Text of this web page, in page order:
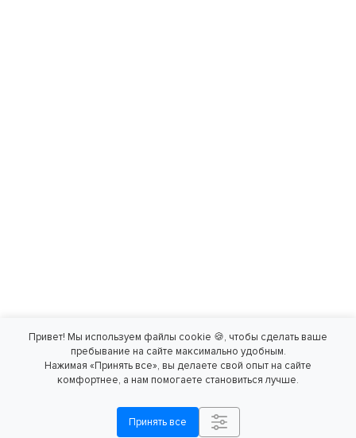
Привет! Мы используем файлы cookie 🍪, чтобы сделать ваше
пребывание на сайте максимально удобным.
Нажимая «Принять все», вы делаете свой опыт на сайте
комфортнее, а нам помогаете становиться лучше.
Принять все